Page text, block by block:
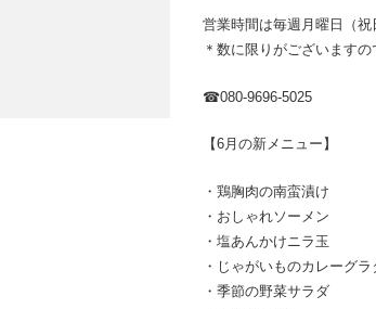
営業時間は毎週月曜日（祝
＊数に限りがございます
☎080-9696-5025
【6月の新メニュー】
・鶏胸肉の南蛮漬け
・おしゃれソーメン
・塩あんかけニラ玉
・じゃがいものカレーグラ
・季節の野菜サラダ